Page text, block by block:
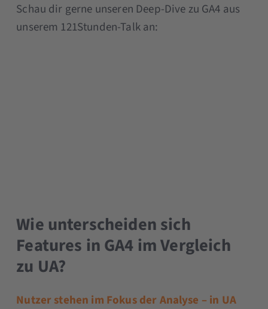
Schau dir gerne unseren Deep-Dive zu GA4 aus
unserem 121Stunden-Talk an:
Wie unterscheiden sich
Features in GA4 im Vergleich
zu UA?
Nutzer stehen im Fokus der Analyse – in UA